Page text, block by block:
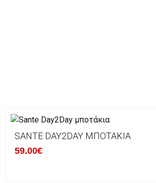
SANTE DAY2DAY ΜΠΟΤΆΚΙΑ
59.00€